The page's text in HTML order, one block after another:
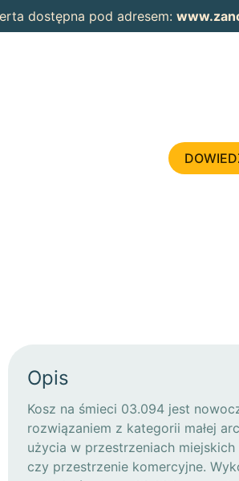
dostępna pod adresem:
Opis
Kosz na śmieci 03.094 jest
rozwiązaniem z kategorii małej
użycia w przestrzeniach
czy przestrzenie komercyjne.